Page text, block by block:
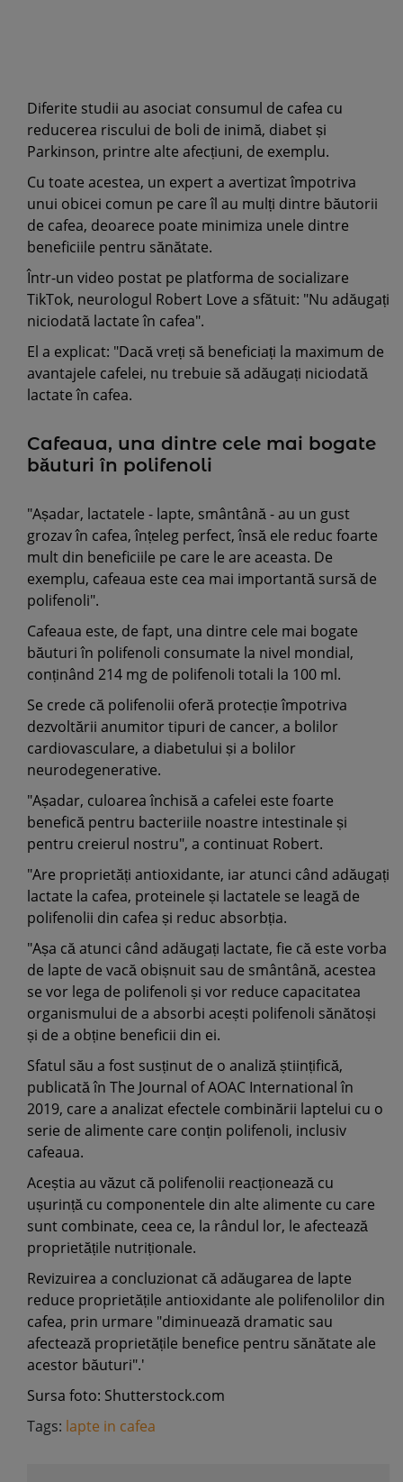
Diferite studii au asociat consumul de cafea cu
reducerea riscului de boli de inimă, diabet și
Parkinson, printre alte afecțiuni, de exemplu.
Cu toate acestea, un expert a avertizat împotriva
unui obicei comun pe care îl au mulți dintre băutorii
de cafea, deoarece poate minimiza unele dintre
beneficiile pentru sănătate.
Într-un video postat pe platforma de socializare
TikTok, neurologul Robert Love a sfătuit: "Nu adăugați
niciodată lactate în cafea".
El a explicat: "Dacă vreți să beneficiați la maximum de
avantajele cafelei, nu trebuie să adăugați niciodată
lactate în cafea.
Cafeaua, una dintre cele mai bogate
băuturi în polifenoli
"Așadar, lactatele - lapte, smântână - au un gust
grozav în cafea, înțeleg perfect, însă ele reduc foarte
mult din beneficiile pe care le are aceasta. De
exemplu, cafeaua este cea mai importantă sursă de
polifenoli".
Cafeaua este, de fapt, una dintre cele mai bogate
băuturi în polifenoli consumate la nivel mondial,
conținând 214 mg de polifenoli totali la 100 ml.
Se crede că polifenolii oferă protecție împotriva
dezvoltării anumitor tipuri de cancer, a bolilor
cardiovasculare, a diabetului și a bolilor
neurodegenerative.
"Așadar, culoarea închisă a cafelei este foarte
benefică pentru bacteriile noastre intestinale și
pentru creierul nostru", a continuat Robert.
"Are proprietăți antioxidante, iar atunci când adăugați
lactate la cafea, proteinele și lactatele se leagă de
polifenolii din cafea și reduc absorbția.
"Așa că atunci când adăugați lactate, fie că este vorba
de lapte de vacă obișnuit sau de smântână, acestea
se vor lega de polifenoli și vor reduce capacitatea
organismului de a absorbi acești polifenoli sănătoși
și de a obține beneficii din ei.
Sfatul său a fost susținut de o analiză științifică,
publicată în The Journal of AOAC International în
2019, care a analizat efectele combinării laptelui cu o
serie de alimente care conțin polifenoli, inclusiv
cafeaua.
Aceștia au văzut că polifenolii reacționează cu
ușurință cu componentele din alte alimente cu care
sunt combinate, ceea ce, la rândul lor, le afectează
proprietățile nutriționale.
Revizuirea a concluzionat că adăugarea de lapte
reduce proprietățile antioxidante ale polifenolilor din
cafea, prin urmare "diminuează dramatic sau
afectează proprietățile benefice pentru sănătate ale
acestor băuturi".'
Sursa foto: Shutterstock.com
Tags: lapte in cafea